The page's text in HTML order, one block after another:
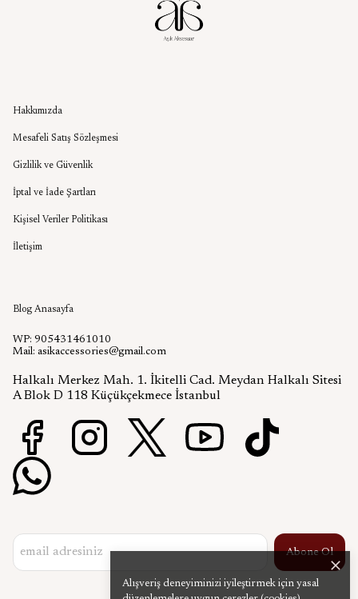
Alışveriş deneyiminizi iyileştirmek için yasal
Hakkımızda
Mesafeli Satış Sözleşmesi
Gizlilik ve Güvenlik
İptal ve İade Şartları
Kişisel Veriler Politikası
İletişim
Blog Anasayfa
WP: 905431461010
Mail: asikaccessories@gmail.com
Halkalı Merkez Mah. 1. İkitelli Cad. Meydan Halkalı Sitesi
A Blok D 118 Küçükçekmece İstanbul
Abone Ol